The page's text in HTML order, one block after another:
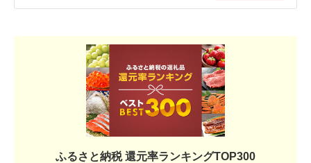
ふるさと納税 還元率ランキングTOP300